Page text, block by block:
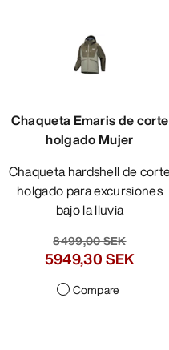
Chaqueta Emaris de corte
holgado Mujer
Chaqueta hardshell de corte
holgado para excursiones
bajo la lluvia
8499,00 SEK
5949,30 SEK
Compare